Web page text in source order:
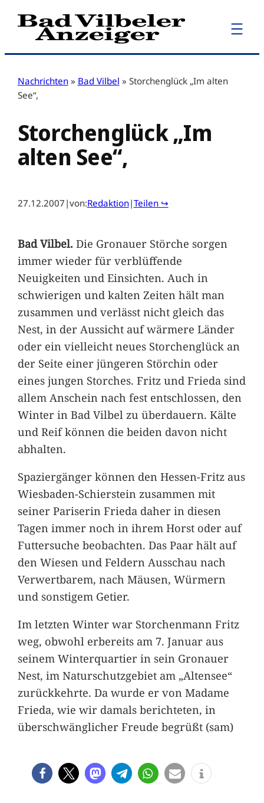
Zum
Inhalt
Nachrichten » Bad Vilbel » Storchenglück „Im alten
See“,
Storchenglück „Im
alten See“,
27.12.2007 |von:Redaktion|Teilen ↪
Bad Vilbel.Die Gronauer Störche sorgen
immer wieder für verblüffende
Neuigkeiten und Einsichten. Auch in
schwierigen und kalten Zeiten hält man
zusammen und verlässt nicht gleich das
Nest, in der Aussicht auf wärmere Länder
oder ein vielleicht neues Storchenglück an
der Seite einer jüngeren Störchin oder
eines jungen Storches. Fritz und Frieda sind
allem Anschein nach fest entschlossen, den
Winter in Bad Vilbel zu überdauern. Kälte
und Reif können die beiden davon nicht
abhalten.
Spaziergänger können den Hessen-Fritz aus
Wiesbaden-Schierstein zusammen mit
seiner Pariserin Frieda daher in diesen
Tagen immer noch in ihrem Horst oder auf
Futtersuche beobachten. Das Paar hält auf
den Wiesen und Feldern Ausschau nach
Verwertbarem, nach Mäusen, Würmern
und sonstigem Getier.
Im letzten Winter war Storchenmann Fritz
weg, obwohl erbereits am 7. Januar aus
seinem Winterquartier in sein Gronauer
Nest, im Naturschutzgebiet am „Altensee“
zurückkehrte. Da wurde er von Madame
Frieda, wie wir damals berichteten, in
überschwänglicher Freude begrüßt (sam)